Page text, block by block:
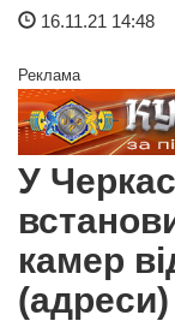
16.11.21 14:48
Реклама
У
камер
(адреси)